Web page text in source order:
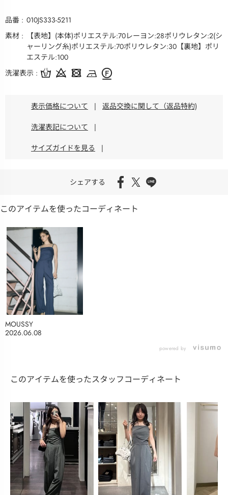
品番
010JS333-5211
素材
【表地】(本体)ポリエステル:70レーヨン:28ポリウレタン:2(シ
ャーリング糸)ポリエステル:70ポリウレタン:30【裏地】ポリ
エステル:100
洗濯表示
表示価格について | 返品交換に関して（返品特約)
洗濯表記について |
サイズガイドを見る |
シェアする
このアイテムを使ったコーディネート
2026.06.08
MOUSSY
powered by
このアイテムを使ったスタッフコーディネート